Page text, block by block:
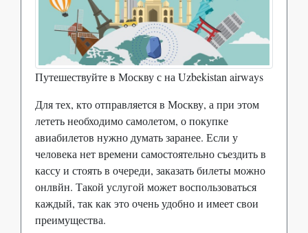
Путешествуйте в Москву с на Uzbekistan airways
Для тех, кто отправляется в Москву, а при этом
лететь необходимо самолетом, о покупке
авиабилетов нужно думать заранее. Если у
человека нет времени самостоятельно съездить в
кассу и стоять в очереди, заказать билеты можно
онлвйн. Такой услугой может воспользоваться
каждый, так как это очень удобно и имеет свои
преимущества.